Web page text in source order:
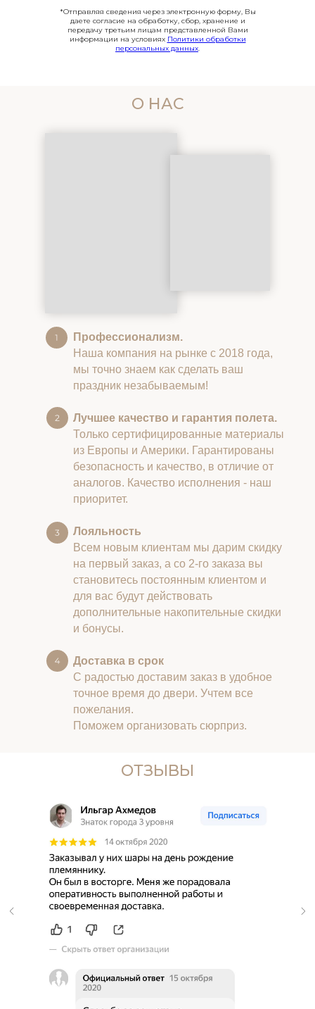
*Отправляя сведения через электронную форму, Вы
даете согласие на обработку, сбор, хранение и
передачу третьим лицам представленной Вами
информации на условиях Политики обработки
персональных данных.
О НАС
Профессионализм.
Наша компания на рынке с 2018 года,
мы точно знаем как сделать ваш
праздник незабываемым!
Лучшее качество и гарантия полета.
Только сертифицированные материалы
из Европы и Америки. Гарантированы
безопасность и качество, в отличие от
аналогов. Качество исполнения - наш
приоритет.
Лояльность
Всем новым клиентам мы дарим скидку
на первый заказ, а со 2-го заказа вы
становитесь постоянным клиентом и
для вас будут действовать
дополнительные накопительные скидки
и бонусы.
Доставка в срок
С радостью доставим заказ в удобное
точное время до двери. Учтем все
пожелания.
Поможем организовать сюрприз.
ОТЗЫВЫ